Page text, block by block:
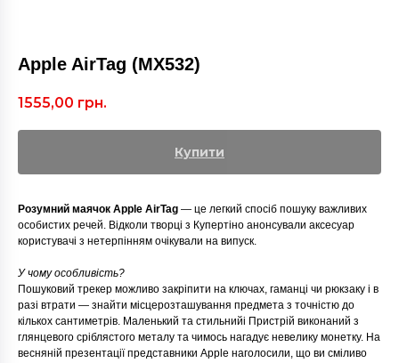
Apple AirTag (MX532)
1555,00 грн.
Купити
Розумний маячок Apple AirTag — це легкий спосіб пошуку важливих
особистих речей. Відколи творці з Купертіно анонсували аксесуар
користувачі з нетерпінням очікували на випуск.
У чому особливість?
Пошуковий трекер можливо закріпити на ключах, гаманці чи рюкзаку і в
разі втрати — знайти місцерозташування предмета з точністю до
кількох сантиметрів. Маленький та стильнийi Пристрій виконаний з
глянцевого сріблястого металу та чимось нагадує невелику монетку. На
весняній презентації представники Apple наголосили, що ви сміливо